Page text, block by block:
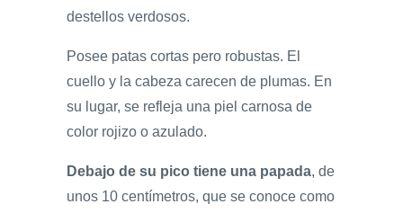
destellos verdosos.
Posee patas cortas pero robustas. El
cuello y la cabeza carecen de plumas. En
su lugar, se refleja una piel carnosa de
color rojizo o azulado.
Debajo de su pico tiene una papada, de
unos 10 centímetros, que se conoce como